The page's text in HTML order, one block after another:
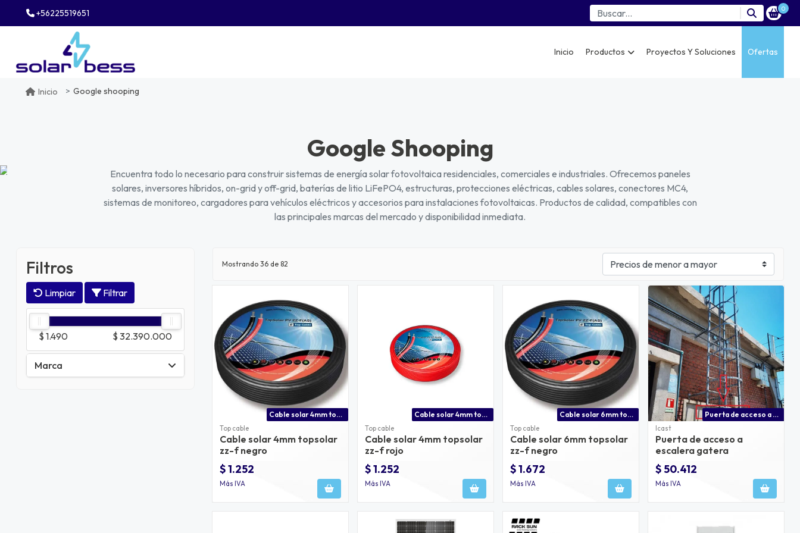
+56225519651 0
Inicio Productos Proyectos Y Soluciones Ofertas
Inicio Google shooping
Google Shooping
Encuentra todo lo necesario para construir sistemas de energía solar fotovoltaica residenciales, comerciales e industriales. Ofrecemos paneles
solares, inversores híbridos, on-grid y off-grid, baterías de litio LiFePO4, estructuras, protecciones eléctricas, cables solares, conectores MC4,
sistemas de monitoreo, cargadores para vehículos eléctricos y accesorios para instalaciones fotovoltaicas. Productos de calidad, compatibles con
las principales marcas del mercado y disponibilidad inmediata.
Filtros
Limpiar Filtrar
$ 1.490 $ 32.390.000
Marca
Mostrando 36 de 82
Cable solar 4mm topsolar zz-f negro
Top cable
Cable solar 4mm topsolar
zz-f negro
$ 1.252
Más IVA
Cable solar 4mm topsolar zz-f rojo
Top cable
Cable solar 4mm topsolar
zz-f rojo
$ 1.252
Más IVA
Cable solar 6mm topsolar zz-f negro
Top cable
Cable solar 6mm topsolar
zz-f negro
$ 1.672
Más IVA
Puerta de acceso a escalera gatera con porta candado
Icast
Puerta de acceso a
escalera gatera
$ 50.412
Más IVA